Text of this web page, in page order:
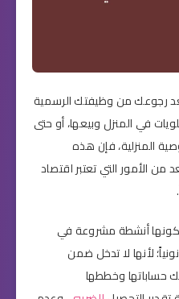
رجوعك من وظيفتك الرسمية
في المنزل وبيعها، أو حتى
المنزلية، فإن هذه
من الأمور التي تعتبر اقتصاد
أنشطة مشروعة في
لأنها لا تدخل ضمن
حساباتها وخططها